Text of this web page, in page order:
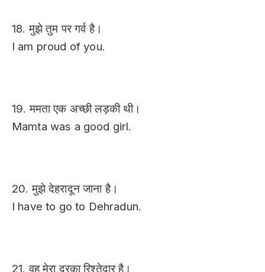
18. मुझे तुम पर गर्व है।
I am proud of you.
19. ममता एक अच्छी लड़की थी।
Mamta was a good girl.
20. मुझे देहरादून जाना है।
I have to go to Dehradun.
21. वह मेरा दूरका रिश्तेदार है।